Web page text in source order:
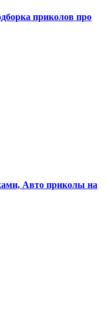
приколов про
Авто приколы на